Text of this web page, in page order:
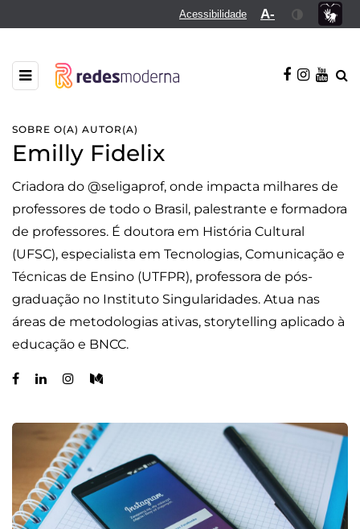
Acessibilidade A-
SOBRE O(A) AUTOR(A)
Emilly Fidelix
Criadora do @seligaprof, onde impacta milhares de
professores de todo o Brasil, palestrante e formadora
de professores. É doutora em História Cultural
(UFSC), especialista em Tecnologias, Comunicação e
Técnicas de Ensino (UTFPR), professora de pós-
graduação no Instituto Singularidades. Atua nas
áreas de metodologias ativas, storytelling aplicado à
educação e BNCC.